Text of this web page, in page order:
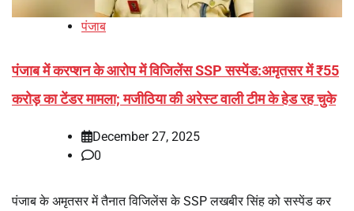
पंजाब
पंजाब में करप्शन के आरोप में विजिलेंस SSP सस्पेंड:अमृतसर में ₹55
करोड़ का टेंडर मामला; मजीठिया की अरेस्ट वाली टीम के हेड रह चुके
December 27, 2025
0
पंजाब के अमृतसर में तैनात विजिलेंस के SSP लखबीर सिंह को सस्पेंड कर